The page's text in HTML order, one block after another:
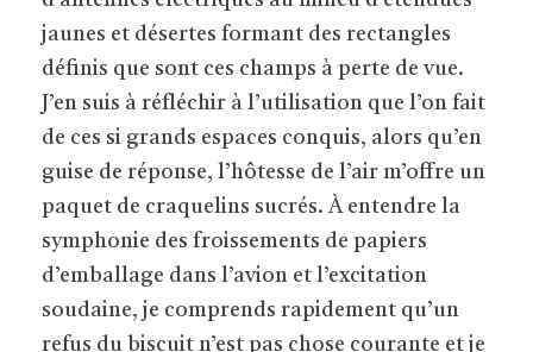
jaunes et désertes formant des rectangles
définis que sont ces champs à perte de vue.
J’en suis à réfléchir à l’utilisation que l’on fait
de ces si grands espaces conquis, alors qu’en
guise de réponse, l’hôtesse de l’air m’offre un
paquet de craquelins sucrés. À entendre la
symphonie des froissements de papiers
d’emballage dans l’avion et l’excitation
soudaine, je comprends rapidement qu’un
refus du biscuit n’est pas chose courante et je